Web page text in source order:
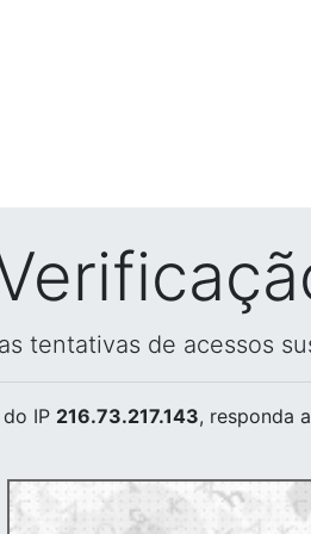
tentativas de acessos
do IP 216.73.217.143, responda